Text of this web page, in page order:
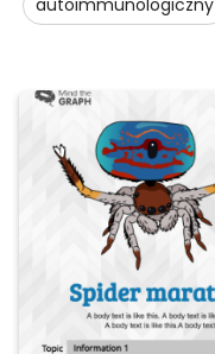
autoimmunologiczny